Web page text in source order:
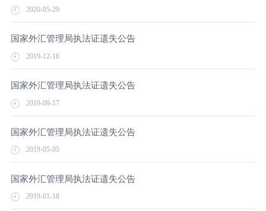
2020-05-29
国家外汇管理局执法证遗失公告
2019-12-16
国家外汇管理局执法证遗失公告
2019-09-17
国家外汇管理局执法证遗失公告
2019-05-05
国家外汇管理局执法证遗失公告
2019-01-18